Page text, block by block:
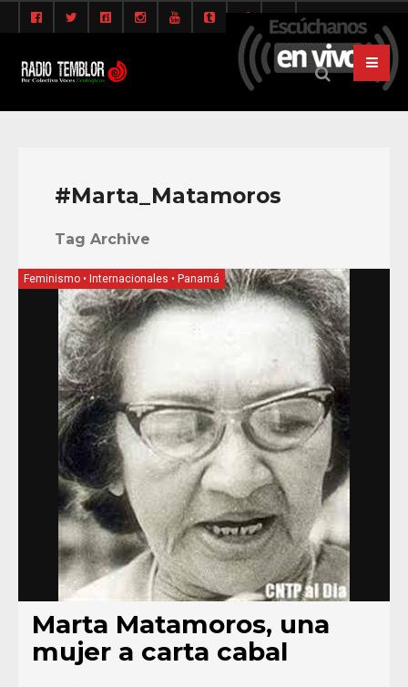
#Marta_Matamoros
Tag Archive
Feminismo • Internacionales • Panamá
Marta Matamoros, una
mujer a carta cabal